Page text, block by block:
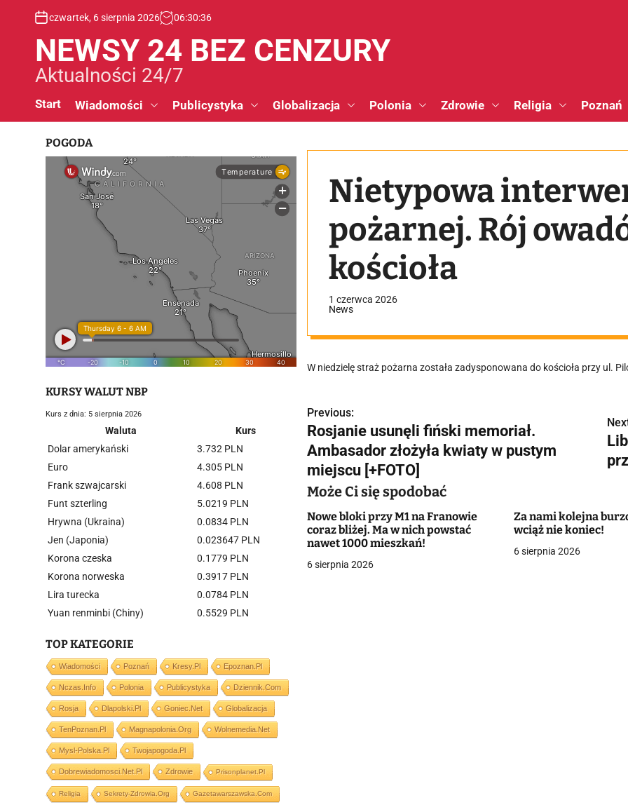
czwartek, 6 sierpnia 2026 06:30:37
NEWSY 24 BEZ CENZURY
Aktualności 24/7
Start Wiadomości Publicystyka Globalizacja Polonia Zdrowie Religia Poznań
Nietypowa
pożarnej. Rój
kościoła
1 czerwca 2026
News
W niedzielę straż pożarna została zadysponowana do kościoła przy ul.
N
a
w
i
g
a
Previous:
Rosjanie usunęli fiński memoriał.
Ambasador złożyła kwiaty w pustym
miejscu [+FOTO]
Może Ci się spodobać
Nowe bloki przy M1 na Franowie
coraz bliżej. Ma w nich powstać
nawet 1000 mieszkań!
6 sierpnia 2026
Za nami kolejna
wciąż nie koniec!
6 sierpnia 2026
POGODA
KURSY WALUT NBP
Kurs z dnia: 5 sierpnia 2026
Waluta
Kurs
Dolar amerykański
3.732 PLN
Euro
4.305 PLN
Frank szwajcarski
4.608 PLN
Funt szterling
5.0219 PLN
Hrywna (Ukraina)
0.0834 PLN
Jen (Japonia)
0.023647 PLN
Korona czeska
0.1779 PLN
Korona norweska
0.3917 PLN
Lira turecka
0.0784 PLN
Yuan renminbi (Chiny)
0.5529 PLN
TOP KATEGORIE
Wiadomości Poznań Kresy.pl Epoznan.pl
Nczas.info Polonia Publicystyka Dziennik.com
Rosja Dlapolski.pl Goniec.net Globalizacja
TenPoznan.pl Magnapolonia.org Wolnemedia.net
Mysl-Polska.pl Twojapogoda.pl
Dobrewiadomosci.net.pl Zdrowie Prisonplanet.pl
Religia Sekrety-Zdrowia.org Gazetawarszawska.com